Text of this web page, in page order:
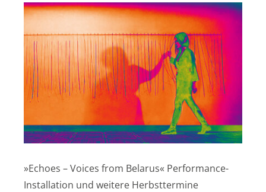
»Echoes – Voices from Belarus« Performance-
Installation und weitere Herbsttermine